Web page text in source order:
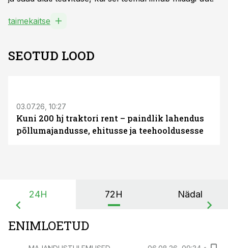
taimekaitse
SEOTUD LOOD
03.07.26, 10:27
Kuni 200 hj traktori rent – paindlik lahendus
põllumajandusse, ehitusse ja teehooldusesse
24H 72H Nädal
ENIMLOETUD